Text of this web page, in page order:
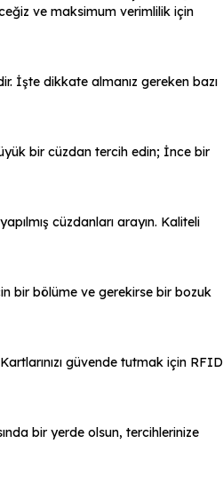
ve maksimum verimlilik için
İşte dikkate almanız gereken bazı
bir cüzdan tercih edin; İnce bir
cüzdanları arayın. Kaliteli
bir bölüme ve gerekirse bir bozuk
güvende tutmak için RFID
bir yerde olsun, tercihlerinize